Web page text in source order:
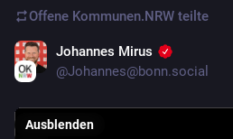
Offene Kommunen.NRW teilte
Johannes Mirus
@Johannes@bonn.social
Ausblenden